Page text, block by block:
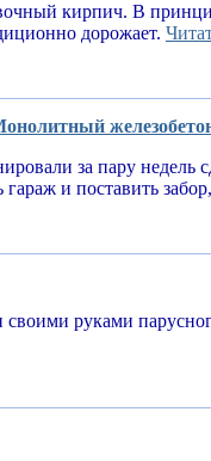
кирпич. В
дорожает.
за пару недель
гараж и поставить
своими руками